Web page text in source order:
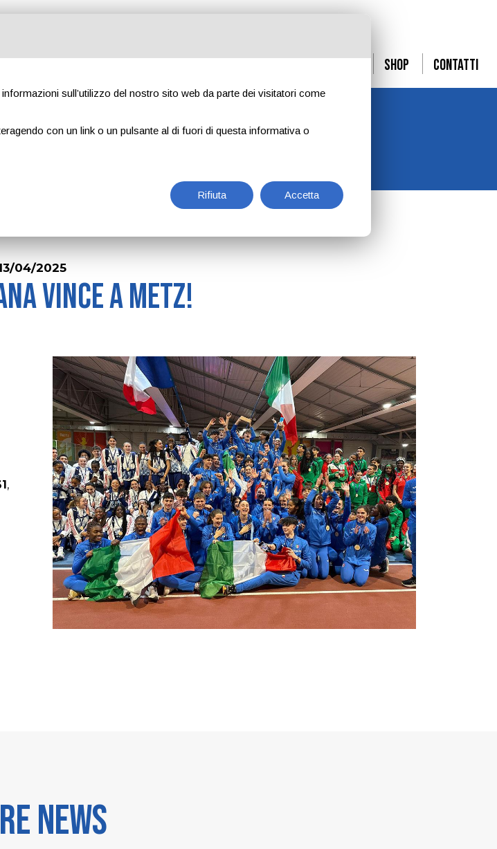
Shop Contatti
04/2025
vince a Metz!
,
news
sull’utilizzo del nostro sito web da parte dei visitatori come
con un link o un pulsante al di fuori di questa informativa o
Rifiuta Accetta